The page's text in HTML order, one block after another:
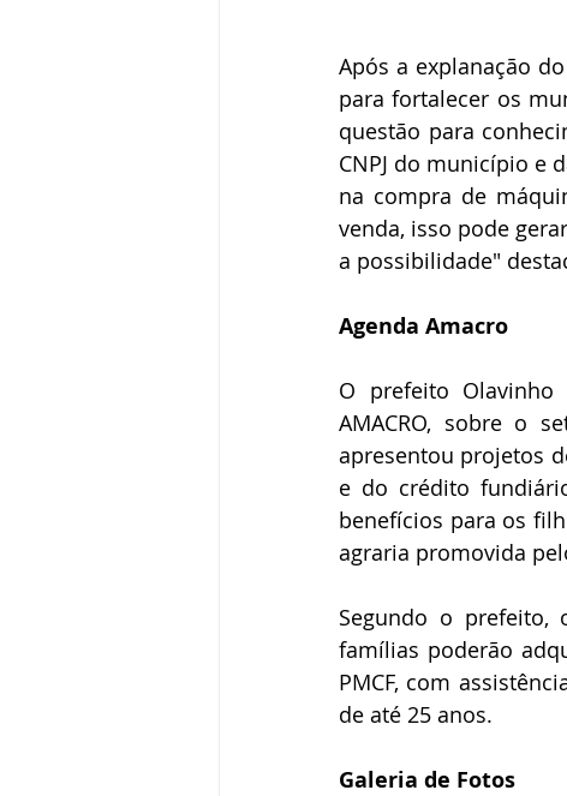
Após a explanação
para fortalecer os
questão para
CNPJ do município e
na compra de
venda, isso pode
a possibilidade"
Agenda Amacro
O prefeito
AMACRO, sobre o
apresentou projetos
e do crédito
benefícios para os
agraria promovida
Segundo o prefeito,
famílias poderão
PMCF, com
de até 25 anos.
Galeria de Fotos